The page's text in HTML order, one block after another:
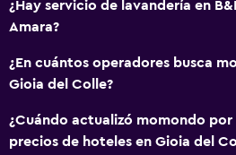
¿Hay servicio de lavandería en
Amara?
¿En cuántos operadores busca
Gioia del Colle?
¿Cuándo actualizó momondo por
precios de hoteles en Gioia del